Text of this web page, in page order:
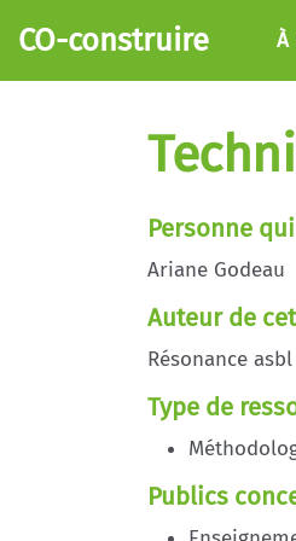
Aller au contenu principal
CO-construire À
Personne
Ariane Godeau
Auteur de
Résonance asbl
Type de
Publics